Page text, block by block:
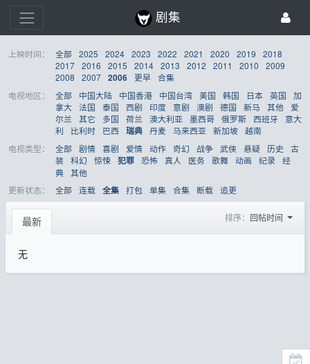
剧集
上映时间： 全部 2025 2024 2023 2022 2021 2020 2019
2018
2017 2016 2015 2014 2013 2012 2011 2010
2009
2008
2007 2006 更早 合集
电视地区：
全部 中国大陆 中国香港 中国台湾 美国 韩国 日本 英国
加
拿大 法国 泰国 西剧 印度 意剧 澳剧 德国 新马 其他
爱
尔兰
其它 多国 荷兰 澳大利亚 墨西哥 俄罗斯 西班牙
意大
利
比利时 巴西 瑞典 丹麦 马来西亚 新加坡 越南
电视类型：
全部 剧情 喜剧 爱情 动作 奇幻 战争 武侠 悬疑 历史
古
装 科幻 惊悚 犯罪 恐怖 真人 医务 歌舞 动画 纪录 经
典 其他
更新状态：
全部 连载 全集 打包 单集 合集 断载 追更
最新 排序： 回帖时间
无